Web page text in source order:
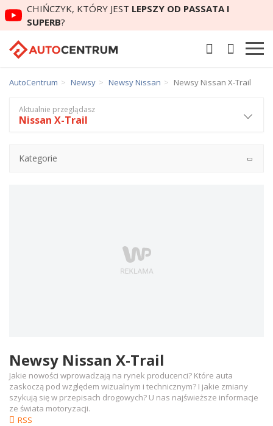
CHIŃCZYK, KTÓRY JEST LEPSZY OD PASSATA I
SUPERB?
AutoCentrum Newsy Newsy Nissan Newsy Nissan X-Trail
Newsy Nissan X-Trail
RSS
Jakie nowości wprowadzają na rynek producenci? Które auta
zaskoczą pod względem wizualnym i technicznym? I jakie zmiany
szykują się w przepisach drogowych? U nas najświeższe informacje
ze świata motoryzacji.
Aktualnie przeglądasz
Nissan X-Trail
Kategorie